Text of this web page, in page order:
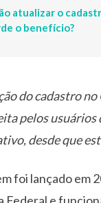
atualizar o
o benefício?
do cadastro no
pelos
desde que
foi lançado em